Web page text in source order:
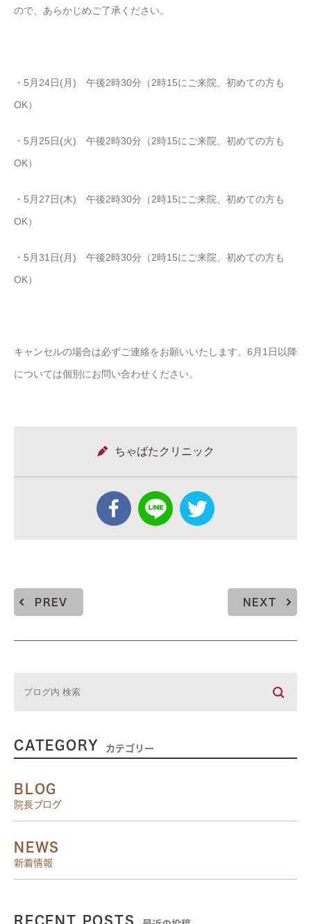
ので、あらかじめご了承ください。
・ 5 月 24日(月) 午後2時30分（2時15にご来院、初めての方も
OK）
・ 5 月 25日(火) 午後2時30分（2時15にご来院、初めての方も
OK）
・ 5 月 27日(木) 午後2時30分（2時15にご来院、初めての方も
OK）
・ 5 月31 日(月) 午後2時30分（2時15にご来院、初めての方も
OK）
キャンセルの場合は必ずご連絡をお願いいたします。6月1日以降
については個別にお問い合わせください。
ちゃばたクリニック
PREV NEXT
CATEGORY カテゴリー
BLOG
院長ブログ
NEWS
新着情報
RECENT POSTS